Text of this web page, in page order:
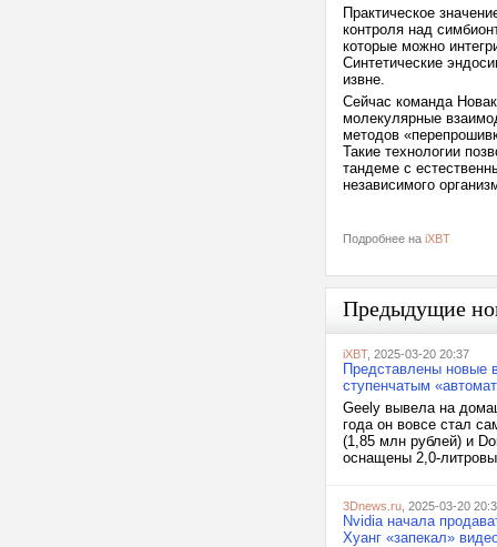
Практическое
контроля над
которые можно
Синтетические
извне.
Сейчас команда
молекулярные
методов
Такие технологии
тандеме с
независимого
Подробнее на iXBT
Предыдущие
iXBT, 2025-03-20 20:37
Представлены новые
ступенчатым
Geely вывела на
года он вовсе стал
(1,85 млн рублей) и
оснащены 2,0-
3Dnews.ru , 2025-03-20
Nvidia начала
Хуанг «запекал»